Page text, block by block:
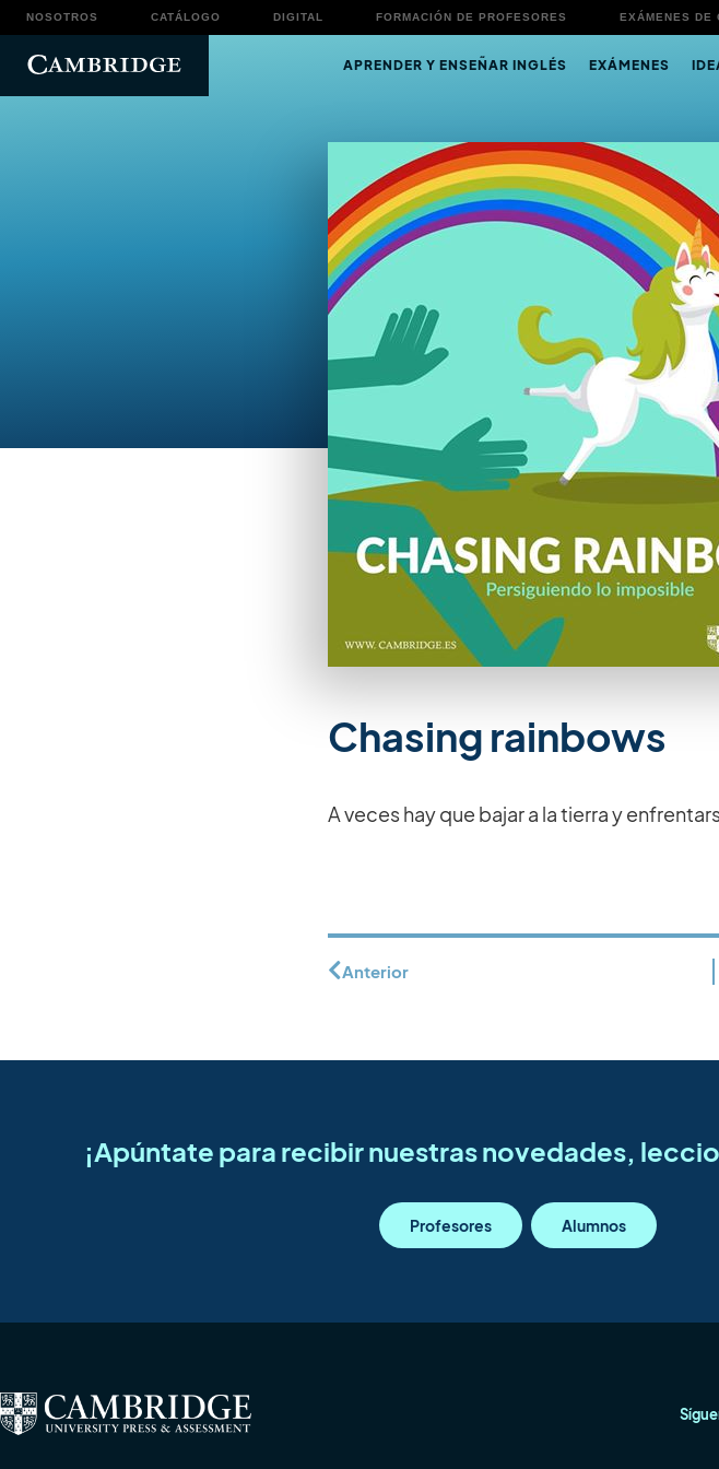
NOSOTROS CATÁLOGO DIGITAL FORMACIÓN DE PROFESORES EXÁMENES DE
APRENDER Y ENSEÑAR INGLÉS EXÁMENES
Chasing rainbows
A veces hay que bajar a la tierra y
Anterior
¡Apúntate para recibir nuestras novedades,
Profesores Alumnos